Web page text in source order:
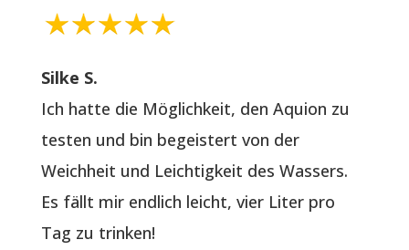
Silke S.
Ich hatte die Möglichkeit, den Aquion zu
testen und bin begeistert von der
Weichheit und Leichtigkeit des Wassers.
Es fällt mir endlich leicht, vier Liter pro
Tag zu trinken!